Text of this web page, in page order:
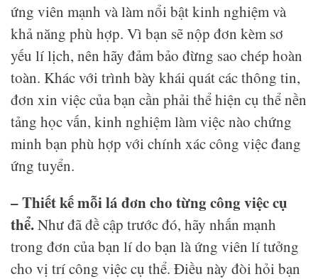
ứng viên mạnh và làm nổi bật kinh nghiệm và
khả năng phù hợp. Vì bạn sẽ nộp đơn kèm sơ
yếu lí lịch, nên hãy đảm bảo đừng sao chép hoàn
toàn. Khác với trình bày khái quát các thông tin,
đơn xin việc của bạn cần phải thể hiện cụ thể nền
tảng học vấn, kinh nghiệm làm việc nào chứng
minh bạn phù hợp với chính xác công việc đang
ứng tuyển.
– Thiết kế mỗi lá đơn cho từng công việc cụ
thể.Như đã đề cập trước đó, hãy nhấn mạnh
trong đơn của bạn lí do bạn là ứng viên lí tưởng
cho vị trí công việc cụ thể. Điều này đòi hỏi bạn